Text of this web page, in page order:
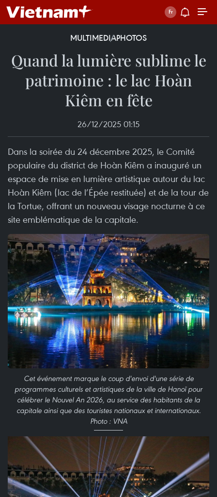
MULTIMEDIAPHOTOS
Quand la lumière sublime le
patrimoine : le lac Hoàn
Kiêm en fête
26/12/2025 01:15
Dans la soirée du 24 décembre 2025, le Comité
populaire du district de Hoàn Kiêm a inauguré un
espace de mise en lumière artistique autour du lac
Hoàn Kiêm (lac de l’Épée restituée) et de la tour de
la Tortue, offrant un nouveau visage nocturne à ce
site emblématique de la capitale.
Cet événement marque le coup d'envoi d'une série de
programmes culturels et artistiques de la ville de Hanoï pour
célébrer le Nouvel An 2026, au service des habitants de la
capitale ainsi que des touristes nationaux et internationaux.
Photo : VNA